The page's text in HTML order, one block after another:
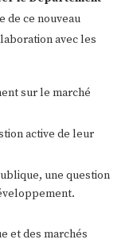
de ce nouveau
avec les
sur le marché
active de leur
une question
et des marchés